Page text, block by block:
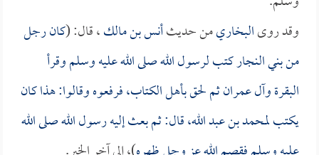
وقد روىالبخاريمن حديثأنس بن مالك، قال: (كان رجل
من بني النجار كتب لرسول الله صلى الله عليه وسلم وقرأ
البقرة وآل عمران ثم لحق بأهل الكتاب، فرفعوه وقالوا: هذا كان
يكتب لمحمد بن عبد الله، قال: ثم بعث إليه رسول الله صلى الله